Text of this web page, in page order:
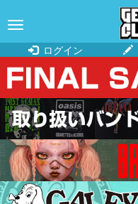
navigation
ログイン